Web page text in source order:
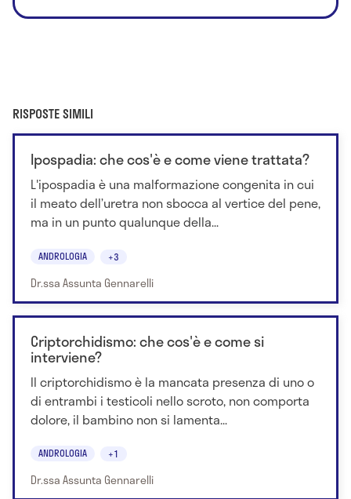
RISPOSTE SIMILI
Ipospadia: che cos'è e come viene trattata?
L'ipospadia è una malformazione congenita in cui
il meato dell’uretra non sbocca al vertice del pene,
ma in un punto qualunque della...
ANDROLOGIA +3
Dr.ssa Assunta Gennarelli
Criptorchidismo: che cos'è e come si
interviene?
Il criptorchidismo è la mancata presenza di uno o
di entrambi i testicoli nello scroto, non comporta
dolore, il bambino non si lamenta...
ANDROLOGIA +1
Dr.ssa Assunta Gennarelli